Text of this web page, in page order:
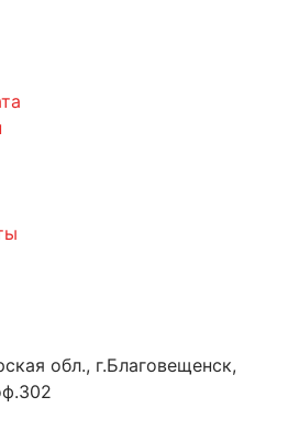
обл., г.Благовещенск,